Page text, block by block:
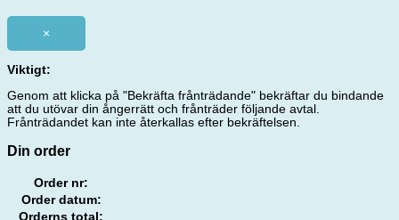
×
Viktigt:
Genom att klicka på "Bekräfta frånträdande" bekräftar du bindande
att du utövar din ångerrätt och frånträder följande avtal.
Frånträdandet kan inte återkallas efter bekräftelsen.
Din order
Order nr:
Order datum:
Orderns total: